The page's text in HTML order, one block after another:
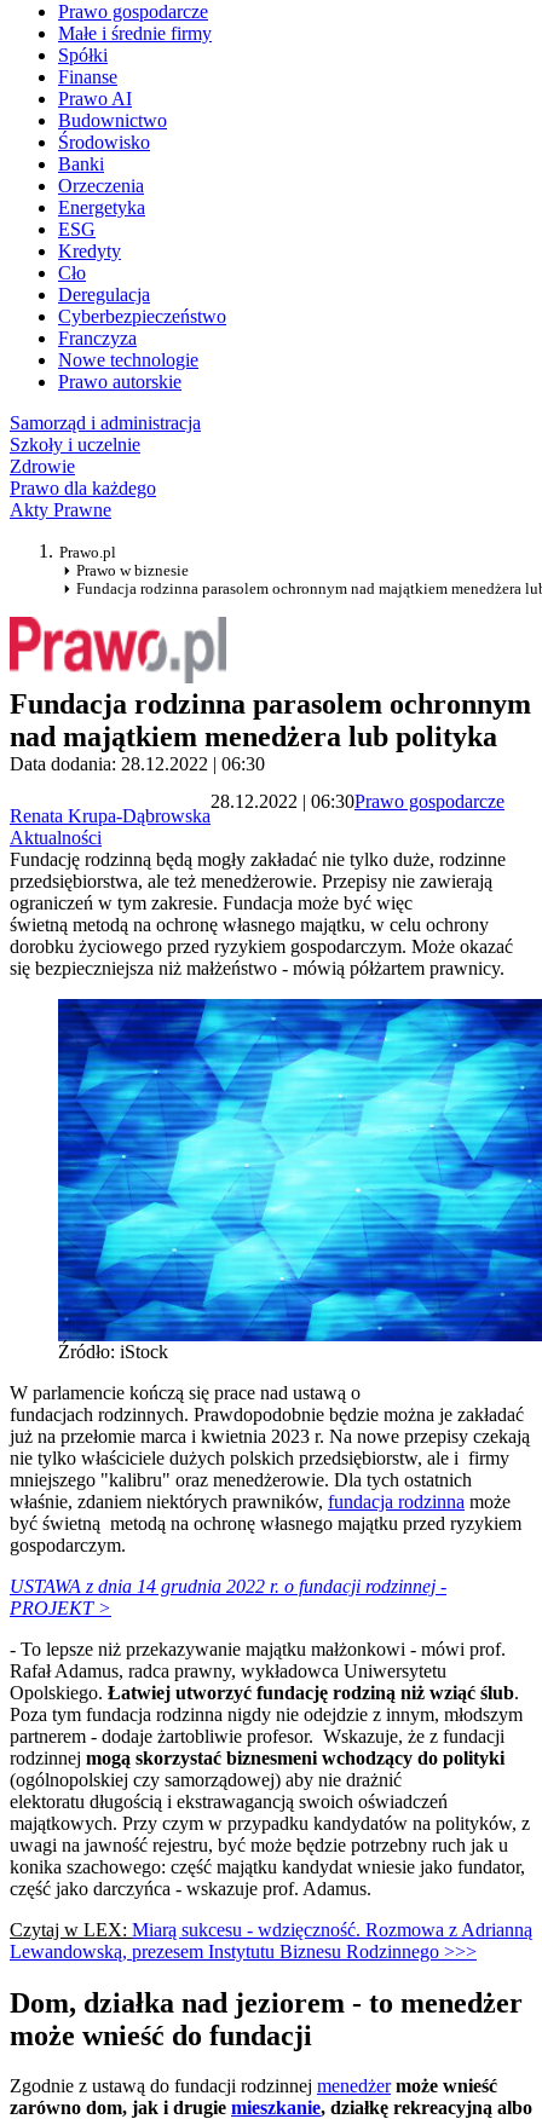
Prawo gospodarcze
Małe i średnie firmy
Spółki
Finanse
Prawo AI
Budownictwo
Środowisko
Banki
Orzeczenia
Energetyka
ESG
Kredyty
Cło
Deregulacja
Cyberbezpieczeństwo
Franczyza
Nowe technologie
Prawo autorskie
Samorząd i administracja
Szkoły i uczelnie
Zdrowie
Prawo dla każdego
Akty Prawne
Prawo.pl
Prawo w biznesie
Fundacja rodzinna parasolem ochronnym nad majątkiem menedżera
Fundacja rodzinna parasolem ochronnym
nad majątkiem menedżera lub polityka
Data dodania: 28.12.2022 | 06:30
Renata Krupa-Dąbrowska
28.12.2022 | 06:30Prawo gospodarcze
Aktualności
Fundację rodzinną będą mogły zakładać nie tylko duże, rodzinne
przedsiębiorstwa, ale też menedżerowie. Przepisy nie zawierają
ograniczeń w tym zakresie. Fundacja może być więc
świetną metodą na ochronę własnego majątku, w celu ochrony
dorobku życiowego przed ryzykiem gospodarczym. Może okazać
się bezpieczniejsza niż małżeństwo - mówią półżartem prawnicy.
Źródło: iStock
W parlamencie kończą się prace nad ustawą o
fundacjach rodzinnych. Prawdopodobnie będzie można je zakładać
już na przełomie marca i kwietnia 2023 r. Na nowe przepisy czekają
nie tylko właściciele dużych polskich przedsiębiorstw, ale i firmy
mniejszego "kalibru" oraz menedżerowie. Dla tych ostatnich
właśnie, zdaniem niektórych prawników, fundacja rodzinna może
być świetną metodą na ochronę własnego majątku przed ryzykiem
gospodarczym.
USTAWA z dnia 14 grudnia 2022 r. o fundacji rodzinnej -
PROJEKT >
- To lepsze niż przekazywanie majątku małżonkowi - mówi prof.
Rafał Adamus, radca prawny, wykładowca Uniwersytetu
Opolskiego. Łatwiej utworzyć fundację rodziną niż wziąć ślub.
Poza tym fundacja rodzinna nigdy nie odejdzie z innym, młodszym
partnerem - dodaje żartobliwie profesor. Wskazuje, że z fundacji
rodzinnej mogą skorzystać biznesmeni wchodzący do polityki
(ogólnopolskiej czy samorządowej) aby nie drażnić
elektoratu długością i ekstrawagancją swoich oświadczeń
majątkowych. Przy czym w przypadku kandydatów na polityków, z
uwagi na jawność rejestru, być może będzie potrzebny ruch jak u
konika szachowego: część majątku kandydat wniesie jako fundator,
część jako darczyńca - wskazuje prof. Adamus.
Czytaj w LEX: Miarą sukcesu - wdzięczność. Rozmowa z Adrianną
Lewandowską, prezesem Instytutu Biznesu Rodzinnego >>>
Dom, działka nad jeziorem - to menedżer
może wnieść do fundacji
Zgodnie z ustawą do fundacji rodzinnej menedżer może wnieść
zarówno dom, jak i drugie mieszkanie, działkę rekreacyjną albo